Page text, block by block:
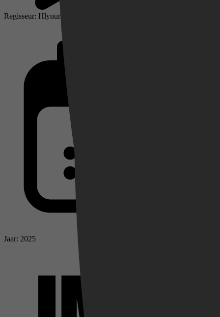
Regisseur: Hlynur Pálmason
Jaar: 2025